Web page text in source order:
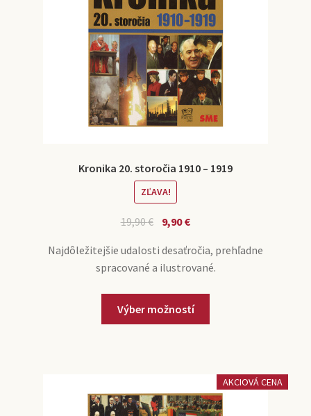
Kronika 20. storočia 1910 – 1919
ZĽAVA!
19,90€ 9,90€
Najdôležitejšie udalosti desaťročia, prehľadne
spracované a ilustrované.
Výber možností
AKCIOVÁ CENA